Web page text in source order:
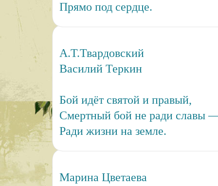
Прямо под сердце.
А.Т.Твардовский
Василий Теркин
Бой идёт святой и правый,
Смертный бой не ради славы
Ради жизни на земле.
Марина Цветаева